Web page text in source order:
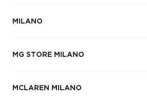
infoauto@fassina.it
Lunedì – Sabato: 09:00–12:30 / 14:30–19:00
MILANO
MG STORE MILANO
MCLAREN MILANO